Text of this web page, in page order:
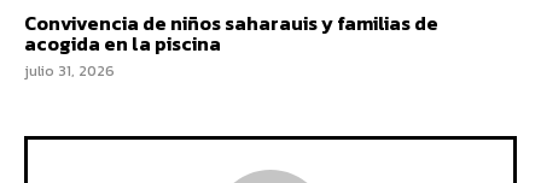
Convivencia de niños saharauis y familias de
acogida en la piscina
julio 31, 2026